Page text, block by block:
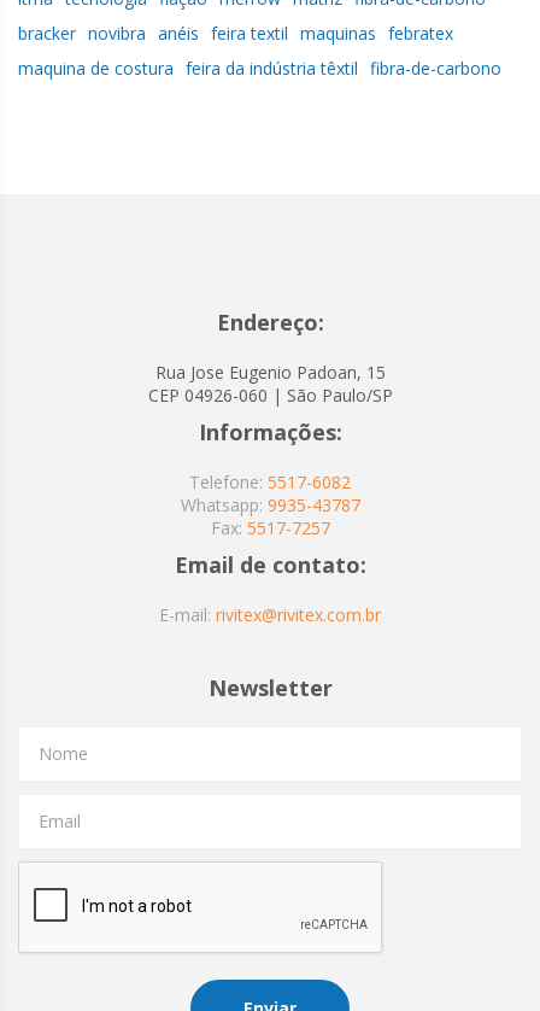
bracker novibra anéis feira textil maquinas febratex
maquina de costura feira da indústria têxtil fibra-de-carbono
Endereço:
Rua Jose Eugenio Padoan, 15
CEP 04926-060 | São Paulo/SP
Informações:
Telefone: 5517-6082
Whatsapp: 9935-43787
Fax: 5517-7257
Email de contato:
E-mail: rivitex@rivitex.com.br
Newsletter
Nome
Email